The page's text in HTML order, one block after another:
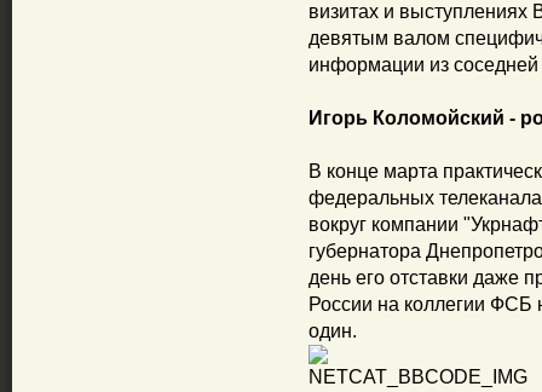
визитах и выступлениях
девятым валом
информации из
Игорь Коломойский -
В конце марта
федеральных
вокруг компании
губернатора
день его отставки даже
России на коллегии ФСБ
один.